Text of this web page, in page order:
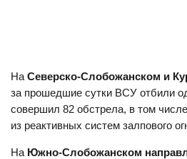
На Северско-Слобожанском и
за прошедшие сутки ВСУ отбили
совершил 82 обстрела, в том
из реактивных систем залпового
На Южно-Слобожанском